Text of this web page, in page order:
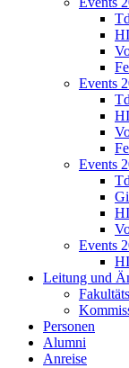
Events
Events
Events
Leitung und
Personen
Alumni
Anreise